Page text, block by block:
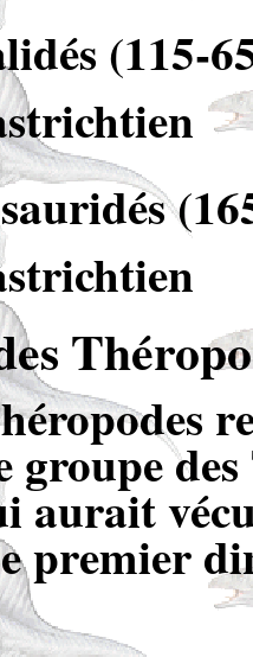
(115-
groupe
aurait
premier